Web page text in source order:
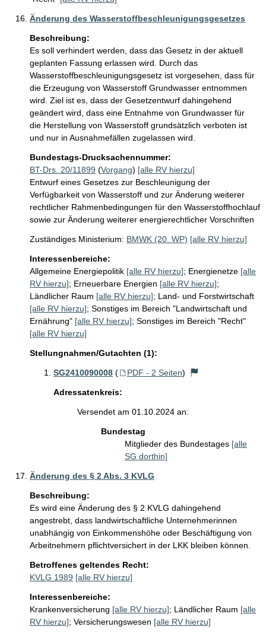
Änderung des Wasserstoffbeschleunigungsgesetzes
Beschreibung:
Es soll verhindert werden, dass das Gesetz in der aktuell
geplanten Fassung erlassen wird. Durch das
Wasserstoffbeschleunigungsgesetz ist vorgesehen, dass für
die Erzeugung von Wasserstoff Grundwasser entnommen
wird. Ziel ist es, dass der Gesetzentwurf dahingehend
geändert wird, dass eine Entnahme von Grundwasser für
die Herstellung von Wasserstoff grundsätzlich verboten ist
und nur in Ausnahmefällen zugelassen wird.
Bundestags-Drucksachennummer:
BT-Drs. 20/11899 (Vorgang) [alle RV hierzu]
Entwurf eines Gesetzes zur Beschleunigung der
Verfügbarkeit von Wasserstoff und zur Änderung weiterer
rechtlicher Rahmenbedingungen für den Wasserstoffhochlauf
sowie zur Änderung weiterer energierechtlicher Vorschriften
Zuständiges Ministerium: BMWK (20. WP) [alle RV hierzu]
Interessenbereiche:
Allgemeine Energiepolitik [alle RV hierzu]; Energienetze [alle
RV hierzu]; Erneuerbare Energien [alle RV hierzu];
Ländlicher Raum [alle RV hierzu]; Land- und Forstwirtschaft
[alle RV hierzu]; Sonstiges im Bereich "Landwirtschaft und
Ernährung" [alle RV hierzu]; Sonstiges im Bereich "Recht"
[alle RV hierzu]
Stellungnahmen/Gutachten (1):
SG2410090008 ( PDF - 2 Seiten)
Adressatenkreis:
Versendet am 01.10.2024 an:
Bundestag
Mitglieder des Bundestages [alle
SG dorthin]
Änderung des § 2 Abs. 3 KVLG
Beschreibung:
Es wird eine Änderung des § 2 KVLG dahingehend
angestrebt, dass landwirtschaftliche Unternehmerinnen
unabhängig von Einkommenshöhe oder Beschäftigung von
Arbeitnehmern pflichtversichert in der LKK bleiben können.
Betroffenes geltendes Recht:
KVLG 1989 [alle RV hierzu]
Interessenbereiche:
Krankenversicherung [alle RV hierzu]; Ländlicher Raum [alle
RV hierzu]; Versicherungswesen [alle RV hierzu]